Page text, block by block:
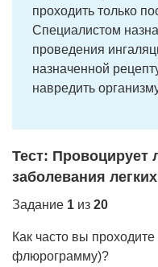
проходить только
Специалистом
проведения
назначенной
навредить
Тест: Провоцирует
заболевания
Задание 1 из 20
Как часто вы
флюрограмму)?